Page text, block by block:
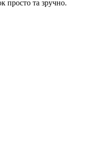
просто та зручно.